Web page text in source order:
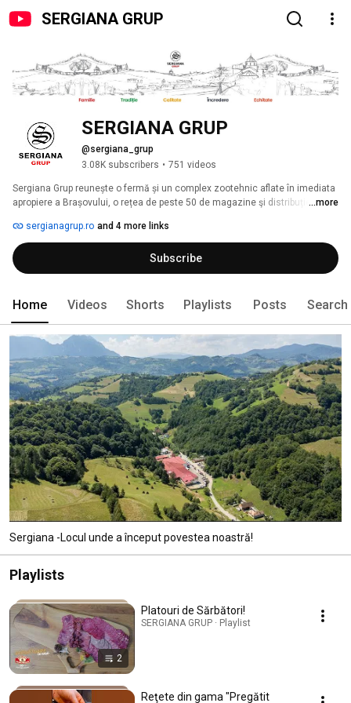
SERGIANA GRUP
SERGIANA GRUP
@sergiana_grup
3.08K subscribers • 751 videos
Sergiana Grup reunește o fermă și un complex zootehnic aflate în imediata
apropiere a Brașovului, o rețea de peste 50 de magazine şi distribuție
fiind prezentă şi în activitatea destinată mediului online prin Prăvălia Online
şi Sdelivery.
...more
sergianagrup.ro and 4 more links
Subscribe
Home Videos Shorts Playlists Posts Search
Sergiana -Locul unde a început povestea noastră!
Playlists
2
Platouri de Sărbători!
SERGIANA GRUP · Playlist
Reţete din gama "Pregătit